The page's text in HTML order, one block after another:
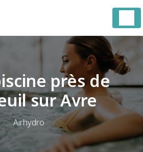
près de
sur Avre
Airhydro